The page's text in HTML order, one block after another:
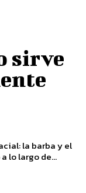
sirve
la barba y el
lo largo de...